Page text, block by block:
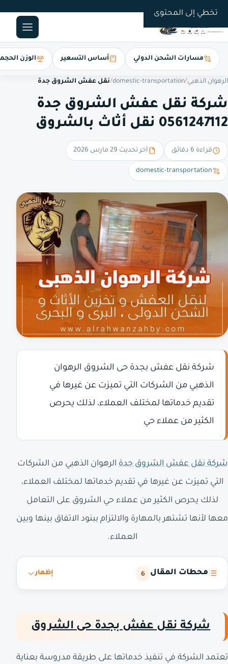
تخطي إلى المحتوى
مسارات الشحن الدولي أساس التسعير الوزن
الرهوان الذهبي/
domestic-transportation
/نقل عفش الشروق جدة
شركة نقل عفش الشروق جدة
0561247112 نقل أثاث بالشروق
قراءة 6 دقائق آخر تحديث 29 مارس 2026
domestic-transportation
شركة نقل عفش بجدة حى الشروق الرهوان
الذهبي من الشركات التي تميزت عن غيرها في
تقديم خدماتها لمختلف العملاء، لذلك يحرص
الكثير من عملاء حي
شركة نقل عفش الشروق جدةالرهوان الذهبي من الشركات
التي تميزت عن غيرها في تقديم خدماتها لمختلف العملاء،
لذلك يحرص الكثير من عملاء حي الشروق على التعامل
معها لأنها تشتهر بالمهارة والالتزام ببنود الاتفاق بينها وبين
العملاء.
محطات المقال 6 إظهار
شركة نقل عفش بجدة حى الشروق
تعتمد الشركة في تنفيذ خدماتها على طريقة مدروسة بعناية